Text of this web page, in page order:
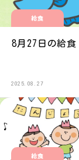
給食
8月27日の給食
2025.08.27
給食